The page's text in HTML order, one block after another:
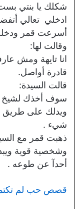
شكلك يا بنتي بست
ادخلي تعالي
أسرعت قمر
وقالت لها:
انا تايهة ومش
قادرة أواصل.
قالت السيدة:
سوف أخذك لشيخ
ويدلك على طريق
شيء .
ذهبت قمر مع
وشخصية قوية
أحدآ عن طوعه .
قصص حب لم